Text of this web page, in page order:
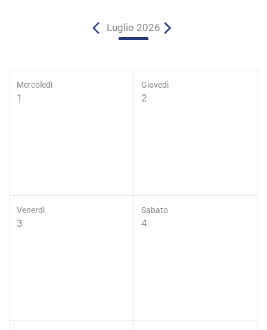
Luglio 2026
Mercoledì
1
Giovedì
2
Venerdì
3
Sabato
4